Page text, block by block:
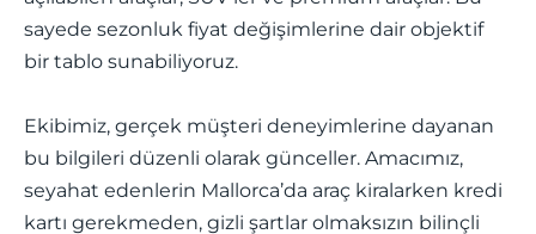
sayede sezonluk fiyat değişimlerine dair objektif
bir tablo sunabiliyoruz.
Ekibimiz, gerçek müşteri deneyimlerine dayanan
bu bilgileri düzenli olarak günceller. Amacımız,
seyahat edenlerin Mallorca’da araç kiralarken kredi
kartı gerekmeden, gizli şartlar olmaksızın bilinçli